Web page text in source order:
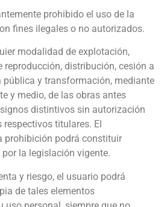
prohibido el uso de la
fines ilegales o no autorizados.
modalidad de explotación,
reproducción, distribución, cesión a
pública y transformación, mediante
y medio, de las obras antes
distintivos sin autorización
respectivos titulares. El
prohibición podrá constituir
la legislación vigente.
y riesgo, el usuario podrá
de tales elementos